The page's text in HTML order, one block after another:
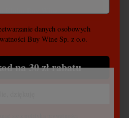
Ciebie
danych osobowych
Buy Wine Sp. z o.o.
na 30 zł rabatu